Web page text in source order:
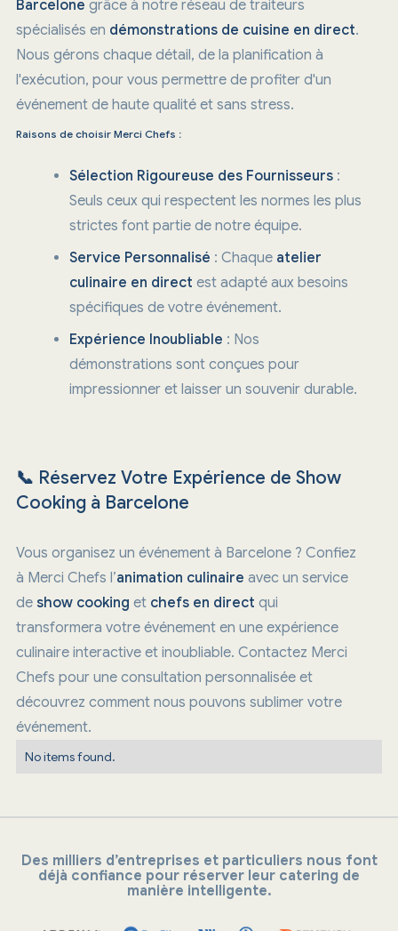
Barcelone grâce à notre réseau de traiteurs
spécialisés en démonstrations de cuisine en direct.
Nous gérons chaque détail, de la planification à
l'exécution, pour vous permettre de profiter d'un
événement de haute qualité et sans stress.
Raisons de choisir Merci Chefs :
Sélection Rigoureuse des Fournisseurs :
Seuls ceux qui respectent les normes les plus
strictes font partie de notre équipe.
Service Personnalisé : Chaque atelier
culinaire en direct est adapté aux besoins
spécifiques de votre événement.
Expérience Inoubliable : Nos
démonstrations sont conçues pour
impressionner et laisser un souvenir durable.
📞 Réservez Votre Expérience de Show
Cooking à Barcelone
Vous organisez un événement à Barcelone ? Confiez
à Merci Chefs l’animation culinaire avec un service
de show cooking et chefs en direct qui
transformera votre événement en une expérience
culinaire interactive et inoubliable. Contactez Merci
Chefs pour une consultation personnalisée et
découvrez comment nous pouvons sublimer votre
événement.
No items found.
Des milliers d’entreprises et particuliers nous font
déjà confiance pour réserver leur catering de
manière intelligente.